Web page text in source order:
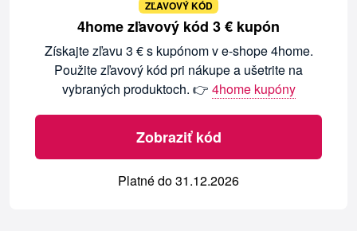
ZĽAVOVÝ KÓD
4home zľavový kód 3 € kupón
Získajte zľavu 3 € s kupónom v e-shope 4home.
Použite zľavový kód pri nákupe a ušetrite na
vybraných produktoch. 👉 4home kupóny
Zobraziť kód
Platné do 31.12.2026